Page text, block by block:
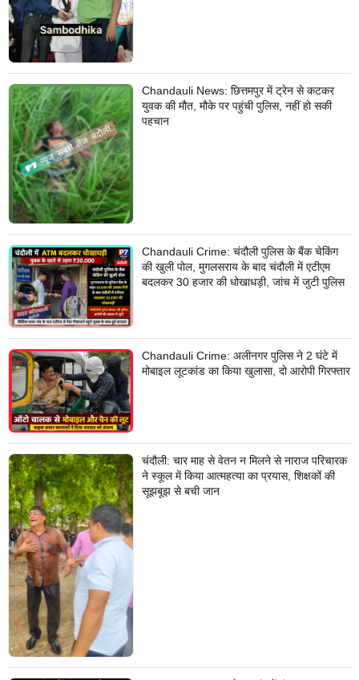
Chandauli News: छित्तमपुर में ट्रेन से कटकर
युवक की मौत, मौके पर पहुंची पुलिस, नहीं हो सकी
पहचान
Chandauli Crime: चंदौली पुलिस के बैंक चेकिंग
की खुली पोल, मुगलसराय के बाद चंदौली में एटीएम
बदलकर 30 हजार की धोखाधड़ी, जांच में जुटी पुलिस
Chandauli Crime: अलीनगर पुलिस ने 2 घंटे में
मोबाइल लूटकांड का किया खुलासा, दो आरोपी गिरफ्तार
चंदौली: चार माह से वेतन न मिलने से नाराज परिचारक
ने स्कूल में किया आत्महत्या का प्रयास, शिक्षकों की
सूझबूझ से बची जान